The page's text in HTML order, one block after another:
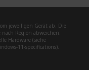
jeweiligen Gerät ab. Die
Region abweichen.
Hardware (siehe
11-specifications).